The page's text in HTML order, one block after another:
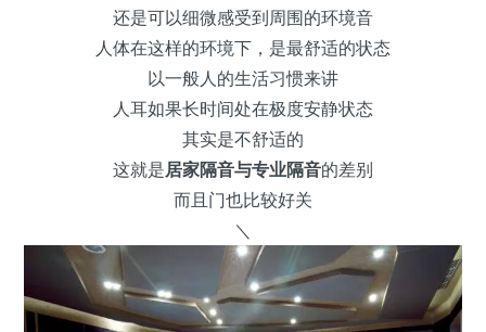
还是可以细微感受到周围的环境音
人体在这样的环境下，是最舒适的状态
以一般人的生活习惯来讲
人耳如果长时间处在极度安静状态
其实是不舒适的
这就是居家隔音与专业隔音的差别
而且门也比较好关
＼